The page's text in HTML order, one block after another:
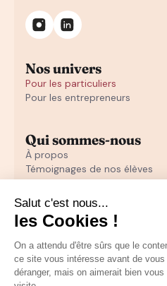
Nos univers
Pour les particuliers
Pour les entrepreneurs
Qui sommes-nous
À propos
Témoignages de nos élèves
Témoignages d'entrepreneurs
Découvrir
Notre initiation au closing
Notre formation en closing
Toutes nos ressources pour